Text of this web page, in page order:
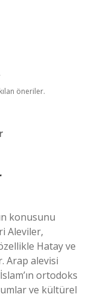
öneriler.
konusunu
Aleviler,
Hatay ve
Arap alevisi
ortodoks
ve kültürel